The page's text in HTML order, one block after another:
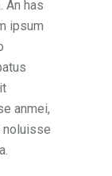
An has
ipsum
anmei,
noluisse